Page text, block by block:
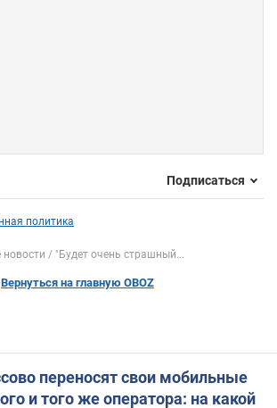
Подписаться
политика
"Будет очень страшный...
Вернуться на главную OBOZ
переносят свои мобильные
и того же оператора: на какой